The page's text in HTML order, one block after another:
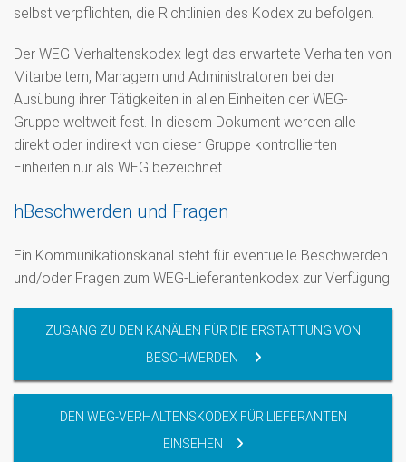
selbst verpflichten, die Richtlinien des Kodex zu befolgen.
Der WEG-Verhaltenskodex legt das erwartete Verhalten von
Mitarbeitern, Managern und Administratoren bei der
Ausübung ihrer Tätigkeiten in allen Einheiten der WEG-
Gruppe weltweit fest. In diesem Dokument werden alle
direkt oder indirekt von dieser Gruppe kontrollierten
Einheiten nur als WEG bezeichnet.
hBeschwerden und Fragen
Ein Kommunikationskanal steht für eventuelle Beschwerden
und/oder Fragen zum WEG-Lieferantenkodex zur Verfügung.
ZUGANG ZU DEN KANÄLEN FÜR DIE ERSTATTUNG VON
BESCHWERDEN
DEN WEG-VERHALTENSKODEX FÜR LIEFERANTEN
EINSEHEN